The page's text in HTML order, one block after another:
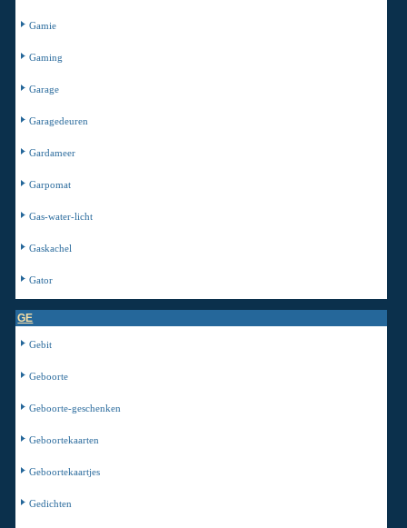
Gamie
Gaming
Garage
Garagedeuren
Gardameer
Garpomat
Gas-water-licht
Gaskachel
Gator
GE
Gebit
Geboorte
Geboorte-geschenken
Geboortekaarten
Geboortekaartjes
Gedichten